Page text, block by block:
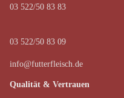
03 522/50 83 83
03 522/50 83 09
info@futterfleisch.de
Qualität & Vertrauen